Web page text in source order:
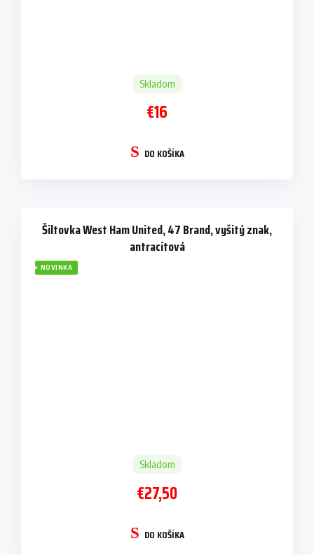
Skladom
€16
DO KOŠÍKA
Šiltovka West Ham United, 47 Brand, vyšitý znak,
antracitová
NOVINKA
Skladom
€27,50
DO KOŠÍKA